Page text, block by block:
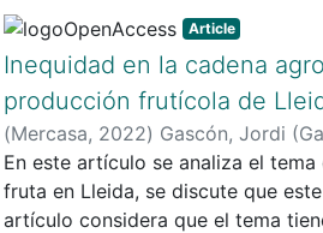
limited workforce renewal. Semi-
generational tensions. Older
younger generations, despite
disillusionment is exacerbated by
prompting many young residents
frameworks and emphasises
temporal transformations of
Article
Inequidad en la cadena
producción frutícola de
(Mercasa, 2022) Gascón, Jordi
En este artículo se analiza el
fruta en Lleida, se discute que
artículo considera que el tema